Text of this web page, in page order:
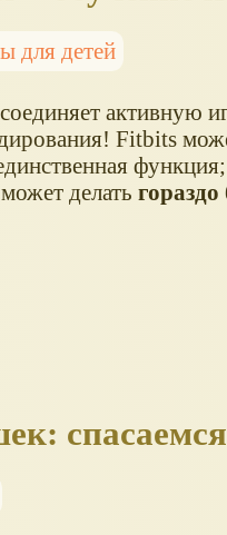
для детей
активную
Fitbits
делать